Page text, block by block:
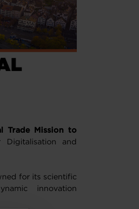
Trade Mission to
and
for its scientific
innovation